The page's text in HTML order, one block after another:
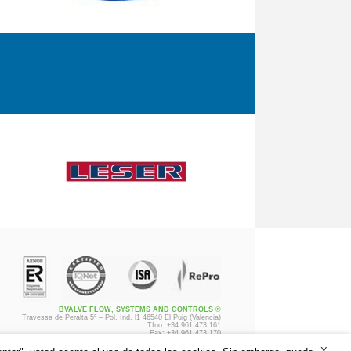
BVALVE FLOW, SYSTEMS AND CONTROLS ®
Travessa de Peralta 5ª – Pol. Ind. l1 46540 El Puig (Valencia)
Tfno: +34 961.473.161
Fax: +34 961.473.170